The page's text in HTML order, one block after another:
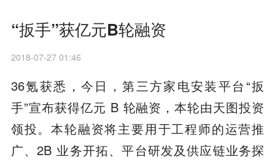
“扳手”获亿元B轮融资
2018-07-27 01:46
36氪获悉，今日，第三方家电安装平台“扳
手”宣布获得亿元 B 轮融资，本轮由天图投资
领投。本轮融资将主要用于工程师的运营推
广、2B 业务开拓、平台研发及供应链业务探